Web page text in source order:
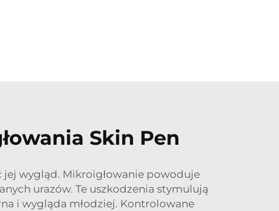
Skin Pen
jej wygląd. Mikroigłowanie powoduje
urazów. Te uszkodzenia stymulują
i wygląda młodziej. Kontrolowane